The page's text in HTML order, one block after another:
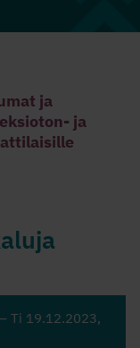
ja
ja
Ti 19.12.2023,